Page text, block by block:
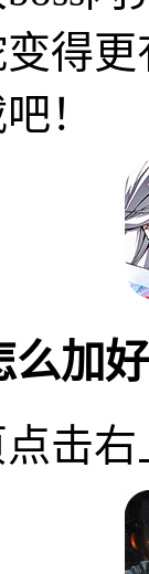
得
！
么加
击